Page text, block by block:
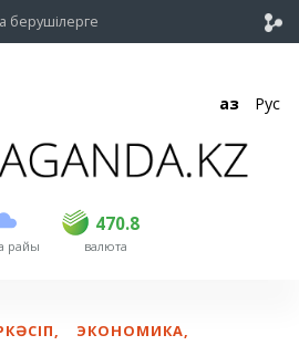
берушілерге
Қаз Рус
райы
470.8
468.5 470.8
валюта
, ЭКОНОМИКА,